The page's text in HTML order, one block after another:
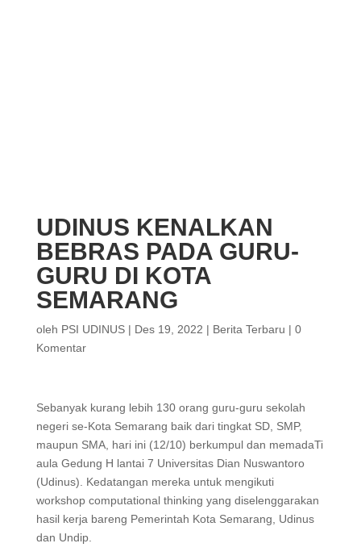
UDINUS KENALKAN
BEBRAS PADA GURU-
GURU DI KOTA
SEMARANG
oleh PSI UDINUS| Des 19, 2022 | Berita Terbaru | 0
Komentar
Sebanyak kurang lebih 130 orang guru-guru sekolah
negeri se-Kota Semarang baik dari tingkat SD, SMP,
maupun SMA, hari ini (12/10) berkumpul dan memadaTi
aula Gedung H lantai 7 Universitas Dian Nuswantoro
(Udinus). Kedatangan mereka untuk mengikuti
workshop computational thinking yang diselenggarakan
hasil kerja bareng Pemerintah Kota Semarang, Udinus
dan Undip.